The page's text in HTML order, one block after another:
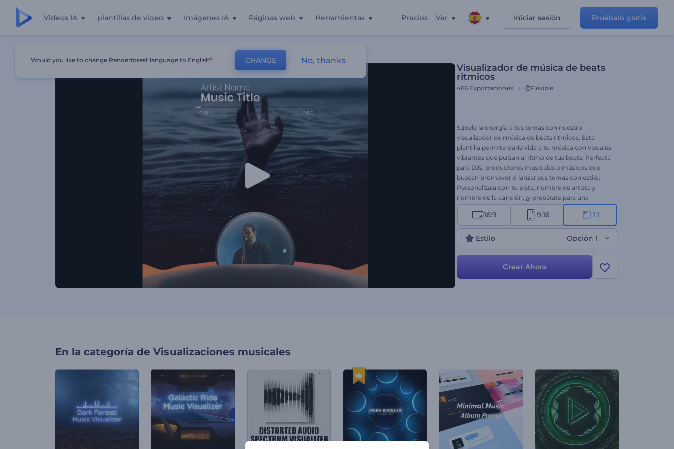
Videos IA plantillas de video Imágenes IA Páginas web Herramientas Precios Ver Iniciar sesión Pruébalo gratis
Visualizador de música de beats
ritmicos
466 Exportaciones Flexible
Súbele la energía a tus temas con nuestro
visualizador de música de beats ritmicos. Esta
plantilla permite darle vida a tu música con visuales
vibrantes que pulsan al ritmo de tus beats. Perfecta
para DJs, productores musicales o músicos que
buscan promover o lanzar sus temas con estilo.
Personalízala con tu pista, nombre de artista y
nombre de la canción, ¡y prepárate para una
experiencia musical única! Crea ahora y amplía tu
base de fans.
16:9 9:16 1:1
Estilo Opción 1
Crear Ahora
En la categoría de Visualizaciones musicales
Would you like to change Renderforest language to English? CHANGE No, thanks